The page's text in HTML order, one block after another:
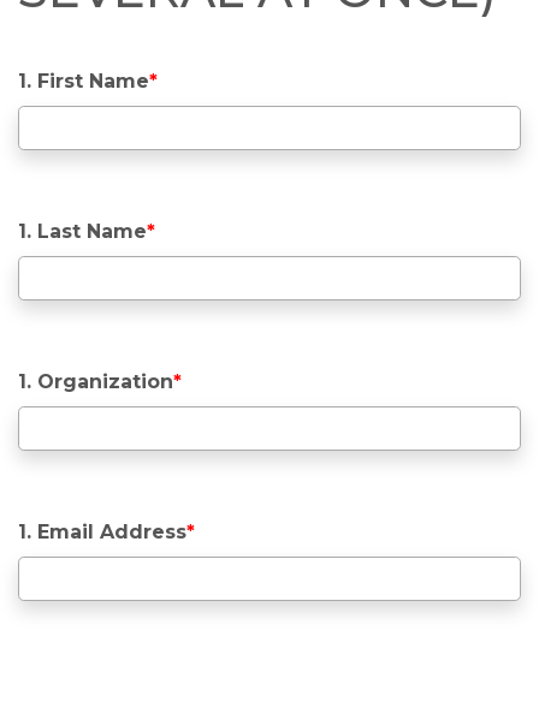
1. First Name*
1. Last Name*
1. Organization*
1. Email Address*